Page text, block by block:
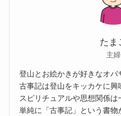
たま
主婦
登山とお絵かきが好きなオバ
古事記は登山をキッカケに興
スピリチュアルや思想関係は
単純に「古事記」という書物